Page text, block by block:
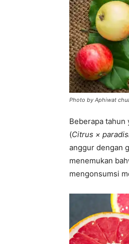
Photo by Aphiwat
Beberapa
(Citrus ×
anggur dengan
menemukan
mengonsumsi